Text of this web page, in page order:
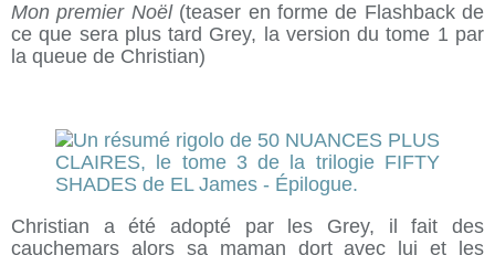
Mon premier Noël (teaser en forme de Flashback de
ce que sera plus tard Grey, la version du tome 1 par
la queue de Christian)
Christian a été adopté par les Grey, il fait des
cauchemars alors sa maman dort avec lui et les